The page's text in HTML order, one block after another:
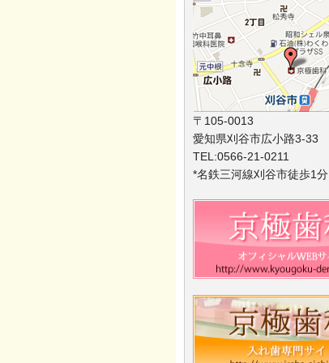
〒105-0013
愛知県刈谷市広小路3-33
TEL:0566-21-0211
*名鉄三河線刈谷市徒歩1分